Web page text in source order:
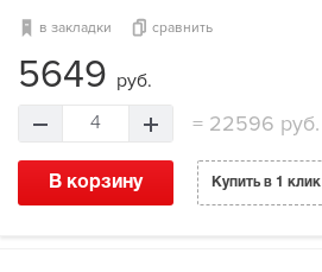
в закладки сравнить
5649 руб.
4 = 22596 руб.
В корзину Купить в 1 клик